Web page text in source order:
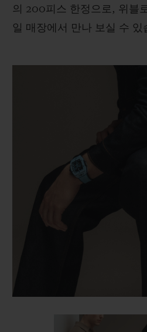
의 200피스 한정으로, 위블
일 매장에서 만나 보실 수 있